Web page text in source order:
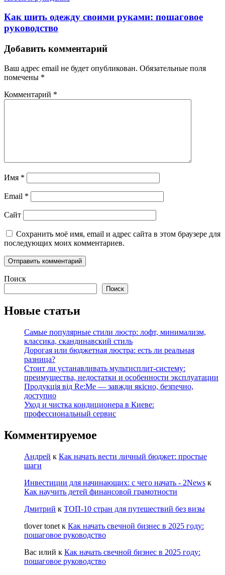
Как шить одежду своими руками: пошаговое
руководство
Добавить комментарий
Ваш адрес email не будет опубликован. Обязательные поля
помечены *
Комментарий *
Имя *
Email *
Сайт
Сохранить моё имя, email и адрес сайта в этом браузере для
последующих моих комментариев.
Поиск
Поиск
Новые статьи
Самые популярные стили люстр: лофт, минимализм,
классика, скандинавский стиль
Дорогая или бюджетная люстра: есть ли реальная
разница?
Стоит ли устанавливать мультисплит-систему:
преимущества, недостатки и особенности эксплуатации
Продукція від Re:Me — завжди якісно, безпечно,
доступно
Уход и чистка кондиционера в Киеве:
профессиональный сервис
Комментируемое
Андрей к Как начать вести личный бюджет: простые
шаги
Инвестиции для начинающих: с чего начать - 2News к
Как научить детей финансовой грамотности
Дмитрий к ТОП-10 стран для путешествий без визы
tlover tonet к Как начать свечной бизнес в 2025 году:
пошаговое руководство
Вас илий к Как начать свечной бизнес в 2025 году:
пошаговое руководство